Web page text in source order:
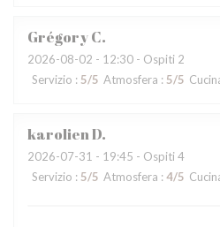
GrégoryC
2026-08-02 - 12:30 - Ospiti 2
Servizio : 5/5 Atmosfera : 5/5
karolienD
2026-07-31 - 19:45 - Ospiti 4
Servizio : 5/5 Atmosfera : 4/5